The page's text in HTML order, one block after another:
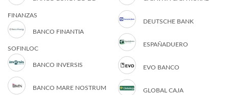
FINANZAS
BANCO FINANTIA
SOFINLOC
BANCO INVERSIS
BANCO MARE NOSTRUM
DEUTSCHE BANK
ESPAÑADUERO
EVO BANCO
GLOBAL CAJA